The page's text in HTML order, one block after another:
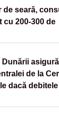
de seară,
cu 200-300 de
de la
dacă